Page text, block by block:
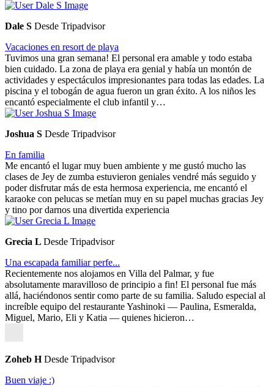
Dale S Desde Tripadvisor
Vacaciones en resort de playa
Tuvimos una gran semana! El personal era amable y todo estaba
bien cuidado. La zona de playa era genial y había un montón de
actividades y espectáculos impresionantes para todas las edades. La
piscina y el tobogán de agua fueron un gran éxito. A los niños les
encantó especialmente el club infantil y…
Joshua S Desde Tripadvisor
En familia
Me encantó el lugar muy buen ambiente y me gustó mucho las
clases de Jey de zumba estuvieron geniales vendré más seguido y
poder disfrutar más de esta hermosa experiencia, me encantó el
karaoke con pelucas se metían muy en su papel muchas gracias Jey
y tino por darnos una divertida experiencia
Grecia L Desde Tripadvisor
Una escapada familiar perfe...
Recientemente nos alojamos en Villa del Palmar, y fue
absolutamente maravilloso de principio a fin! El personal fue más
allá, haciéndonos sentir como parte de su familia. Saludo especial al
increíble equipo del restaurante Yashinoki — Paulina, Esmeralda,
Miguel, Mario, Eli y Katia — quienes hicieron…
Zoheb HDesde Tripadvisor
Buen viaje :)